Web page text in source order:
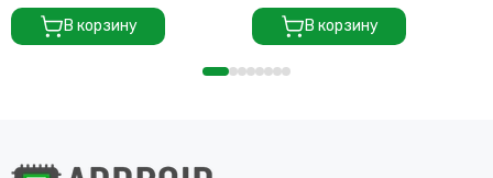
В корзину В корзину